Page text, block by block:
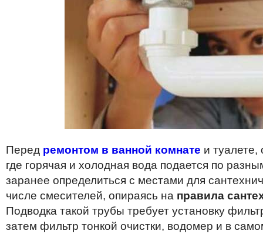
Перед ремонтом в ванной комнате и
где горячая и холодная вода подается по
заранее определиться с местами для
числе смесителей, опираясь на правила
Подводка такой трубы требует установку
затем фильтр тонкой очистки, водомер и в